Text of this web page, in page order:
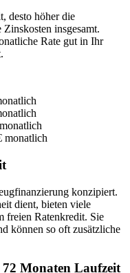
desto höher die
insgesamt.
Rate gut in Ihr
monatlich
konzipiert.
dient, bieten viele
freien Ratenkredit. Sie
können so oft zusätzliche
Monaten Laufzeit